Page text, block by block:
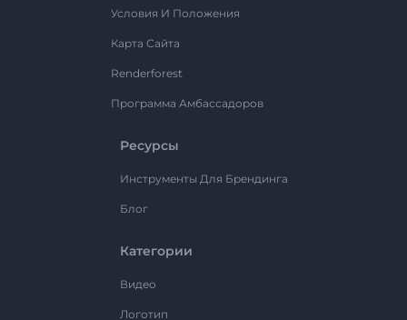
Условия И Положения
Карта Сайта
Renderforest
Программа Амбассадоров
Ресурсы
Инструменты Для Брендинга
Блог
Категории
Видео
Логотип